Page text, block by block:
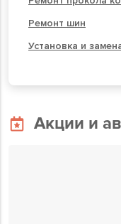
Ремонт шин
Установка и
Акции и